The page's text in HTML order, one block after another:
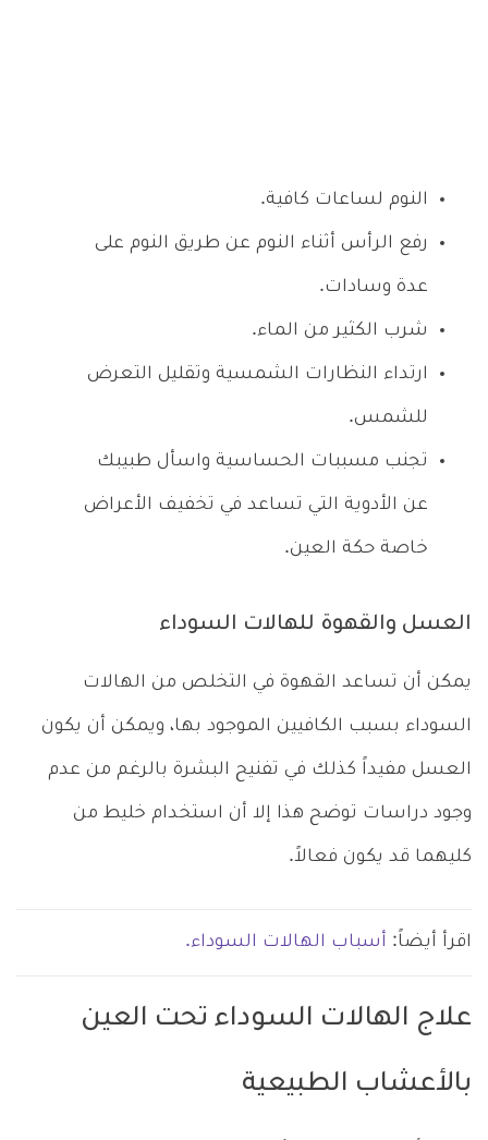
النوم لساعات كافية.
رفع الرأس أثناء النوم عن طريق النوم على
عدة وسادات.
شرب الكثير من الماء.
ارتداء النظارات الشمسية وتقليل التعرض
للشمس.
تجنب مسببات الحساسية واسأل طبيبك
عن الأدوية التي تساعد في تخفيف الأعراض
خاصة حكة العين.
العسل والقهوة للهالات السوداء
يمكن أن تساعد القهوة في التخلص من الهالات
السوداء بسبب الكافيين الموجود بها، ويمكن أن يكون
العسل مفيداً كذلك في تفنيح البشرة بالرغم من عدم
وجود دراسات توضح هذا إلا أن استخدام خليط من
كليهما قد يكون فعالاً.
اقرأ أيضاً: أسباب الهالات السوداء.
علاج الهالات السوداء تحت العين
بالأعشاب الطبيعية